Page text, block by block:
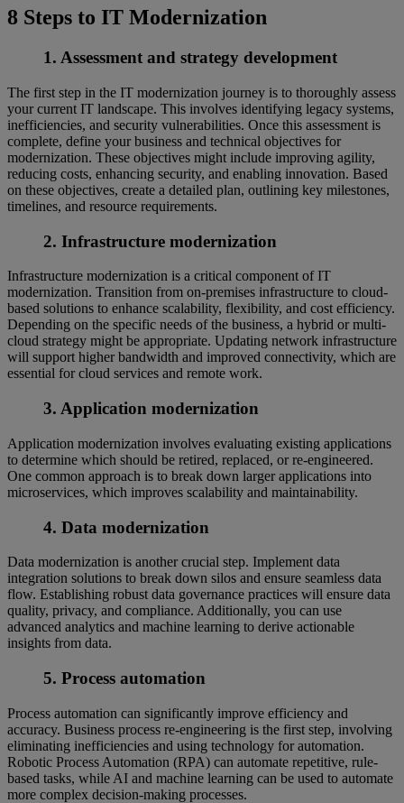
8 Steps to IT Modernization
1. Assessment and strategy development
The first step in the IT modernization journey is to thoroughly assess
your current IT landscape. This involves identifying legacy systems,
inefficiencies, and security vulnerabilities. Once this assessment is
complete, define your business and technical objectives for
modernization. These objectives might include improving agility,
reducing costs, enhancing security, and enabling innovation. Based
on these objectives, create a detailed plan, outlining key milestones,
timelines, and resource requirements.
2. Infrastructure modernization
Infrastructure modernization is a critical component of IT
modernization. Transition from on-premises infrastructure to cloud-
based solutions to enhance scalability, flexibility, and cost efficiency.
Depending on the specific needs of the business, a hybrid or multi-
cloud strategy might be appropriate. Updating network infrastructure
will support higher bandwidth and improved connectivity, which are
essential for cloud services and remote work.
3. Application modernization
Application modernization involves evaluating existing applications
to determine which should be retired, replaced, or re-engineered.
One common approach is to break down larger applications into
microservices, which improves scalability and maintainability.
4. Data modernization
Data modernization is another crucial step. Implement data
integration solutions to break down silos and ensure seamless data
flow. Establishing robust data governance practices will ensure data
quality, privacy, and compliance. Additionally, you can use
advanced analytics and machine learning to derive actionable
insights from data.
5. Process automation
Process automation can significantly improve efficiency and
accuracy. Business process re-engineering is the first step, involving
eliminating inefficiencies and using technology for automation.
Robotic Process Automation (RPA) can automate repetitive, rule-
based tasks, while AI and machine learning can be used to automate
more complex decision-making processes.